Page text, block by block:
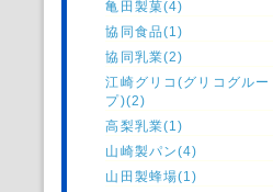
亀田製菓(4)
協同食品(1)
協同乳業(2)
江崎グリコ(グリコグルー
プ)(2)
高梨乳業(1)
山崎製パン(4)
山田製蜂場(1)